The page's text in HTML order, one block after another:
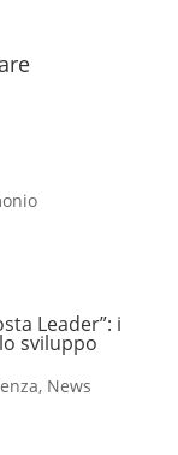
Leader”: i
sviluppo
, News